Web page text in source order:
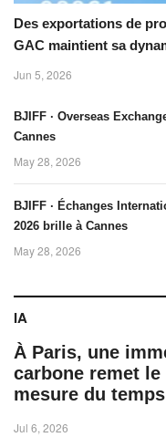
Des exportations de
GAC maintient sa
Jun 5, 2026
BJIFF · Overseas
Cannes
May 28, 2026
BJIFF · Échanges
2026 brille à Cannes
May 28, 2026
IA
À Paris, une
carbone remet
mesure du temps
Jul 6, 2026